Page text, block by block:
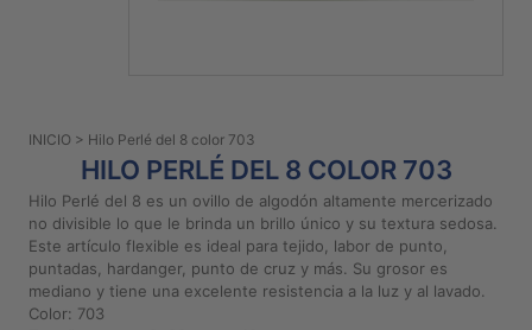
Preguntas
frecuentes
Aviso De
Privacidad
Políticas
Compra
INICIO > Hilo Perlé del 8 color 703
HILO PERLÉ DEL 8 COLOR 703
Hilo Perlé del 8 es un ovillo de algodón altamente mercerizado
no divisible lo que le brinda un brillo único y su textura sedosa.
Este artículo flexible es ideal para tejido, labor de punto,
puntadas, hardanger, punto de cruz y más. Su grosor es
mediano y tiene una excelente resistencia a la luz y al lavado.
Color: 703